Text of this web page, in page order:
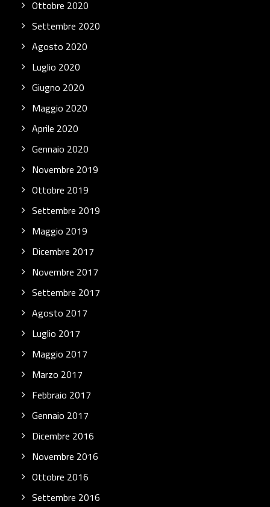
Ottobre 2020
Settembre 2020
Agosto 2020
Luglio 2020
Giugno 2020
Maggio 2020
Aprile 2020
Gennaio 2020
Novembre 2019
Ottobre 2019
Settembre 2019
Maggio 2019
Dicembre 2017
Novembre 2017
Settembre 2017
Agosto 2017
Luglio 2017
Maggio 2017
Marzo 2017
Febbraio 2017
Gennaio 2017
Dicembre 2016
Novembre 2016
Ottobre 2016
Settembre 2016